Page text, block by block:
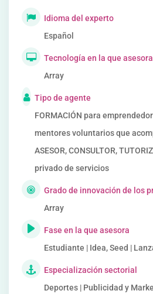
Idioma del experto
Español
Tecnología en la que asesora
Array
Tipo de agente
FORMACIÓN para
mentores voluntarios que
ASESOR, CONSULTOR,
privado de servicios
Grado de innovación de los
Array
Fase en la que asesora
Estudiante | Idea, Seed |
Especialización sectorial
Deportes | Publicidad y